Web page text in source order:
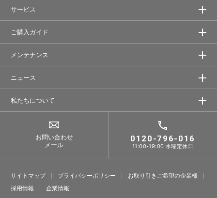
サービス
ご購入ガイド
メンテナンス
ニュース
私たちについて
お問い合わせ
メール
0120-796-016
11:00-19:00 水曜定休日
サイトマップ プライバシーポリシー
お取り引きご希望の企業様
採⽤情報
企業情報